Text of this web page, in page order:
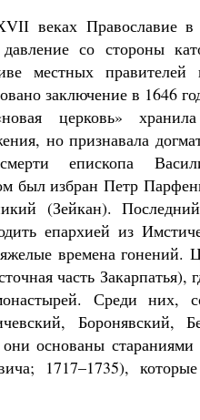
веках Православие в
давление со стороны
местных
заключение в 1646
церковь»
но признавала
епископа
был избран Петр
(Зейкан).
епархией из
времена гонений.
часть Закарпатья),
Среди них,
Боронявский,
основаны
1717–1735), которые